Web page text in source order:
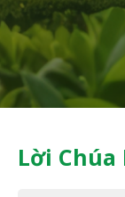
Lời Chúa